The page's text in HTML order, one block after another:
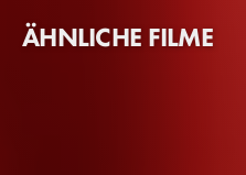
ÄHNLICHE FILME